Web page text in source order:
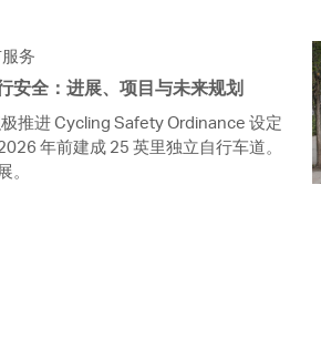
务
安全：进展、项目与未来规划
推进 Cycling Safety Ordinance 设定
年前建成 25 英里独立自行车道。
。